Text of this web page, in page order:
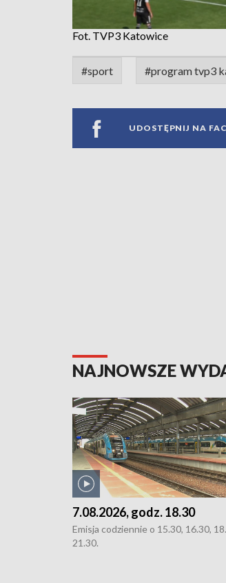
Fot. TVP3 Katowice
#sport #program tvp3
UDOSTĘPNIJ NA
NAJNOWSZE
7.08.2026, godz. 18.30
Emisja codziennie o 15.30, 16.30,
21.30.